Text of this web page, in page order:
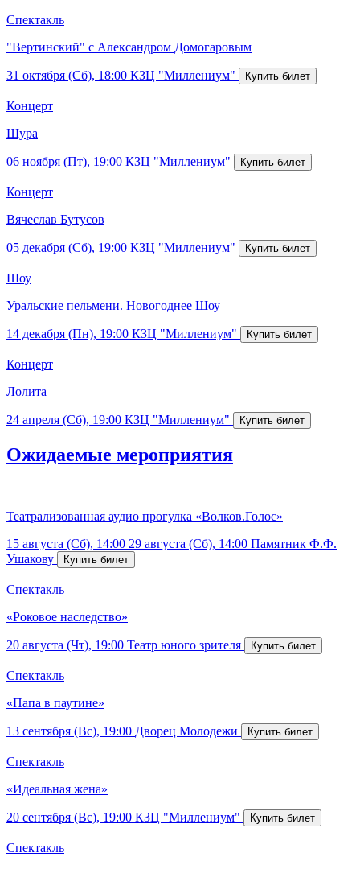
Спектакль
"Вертинский" с Александром Домогаровым
31 октября (Сб), 18:00 КЗЦ "Миллениум"
Концерт
Шура
06 ноября (Пт), 19:00 КЗЦ "Миллениум"
Концерт
Вячеслав Бутусов
05 декабря (Сб), 19:00 КЗЦ "Миллениум"
Шоу
Уральские пельмени. Новогоднее Шоу
14 декабря (Пн), 19:00 КЗЦ "Миллениум"
Концерт
Лолита
24 апреля (Сб), 19:00 КЗЦ "Миллениум"
Ожидаемые мероприятия
Театрализованная аудио прогулка «Волков.Голос»
15 августа (Сб), 14:00 29 августа (Сб), 14:00 Памятник Ф.Ф.
Ушакову
Спектакль
«Роковое наследство»
20 августа (Чт), 19:00 Театр юного зрителя
Спектакль
«Папа в паутине»
13 сентября (Вс), 19:00 Дворец Молодежи
Спектакль
«Идеальная жена»
20 сентября (Вс), 19:00 КЗЦ "Миллениум"
Спектакль